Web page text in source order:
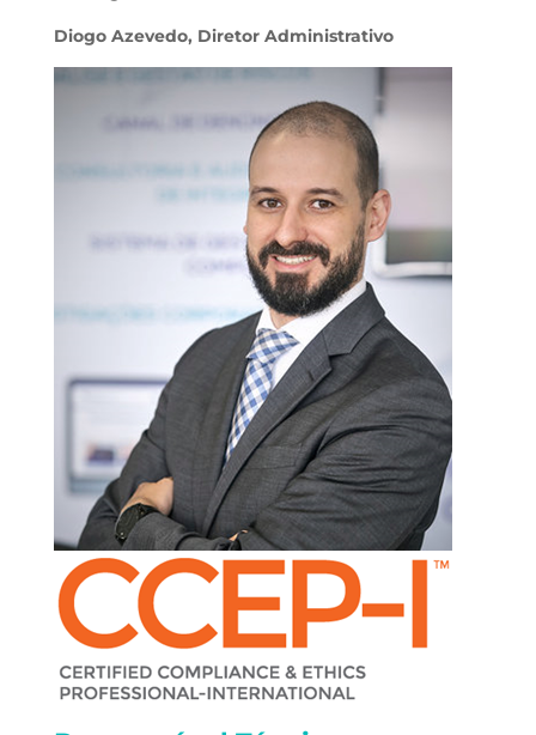
Diogo Azevedo, Diretor Administrativo